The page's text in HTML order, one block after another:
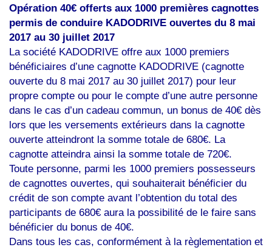
Opération 40€ offerts aux 1000 premières cagnottes
permis de conduire KADODRIVE ouvertes du 8 mai
2017 au 30 juillet 2017
La société KADODRIVE offre aux 1000 premiers
bénéficiaires d’une cagnotte KADODRIVE (cagnotte
ouverte du 8 mai 2017 au 30 juillet 2017) pour leur
propre compte ou pour le compte d’une autre personne
dans le cas d’un cadeau commun, un bonus de 40€ dès
lors que les versements extérieurs dans la cagnotte
ouverte atteindront la somme totale de 680€. La
cagnotte atteindra ainsi la somme totale de 720€.
Toute personne, parmi les 1000 premiers possesseurs
de cagnottes ouvertes, qui souhaiterait bénéficier du
crédit de son compte avant l’obtention du total des
participants de 680€ aura la possibilité de le faire sans
bénéficier du bonus de 40€.
Dans tous les cas, conformément à la règlementation et